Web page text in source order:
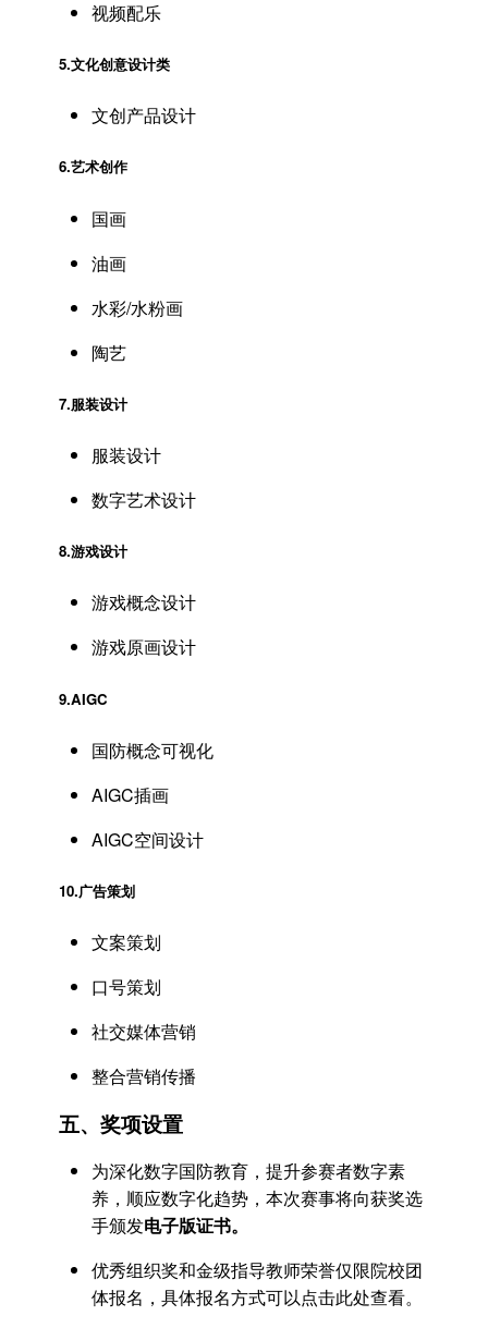
视频配乐
5.文化创意设计类
文创产品设计
6.艺术创作
国画
油画
水彩/水粉画
陶艺
7.服装设计
服装设计
数字艺术设计
8.游戏设计
游戏概念设计
游戏原画设计
9.AIGC
国防概念可视化
AIGC插画
AIGC空间设计
10.广告策划
文案策划
口号策划
社交媒体营销
整合营销传播
五、奖项设置
为深化数字国防教育，提升参赛者数字素
养，顺应数字化趋势，本次赛事将向获奖选
手颁发电子版证书。
优秀组织奖和金级指导教师荣誉仅限院校团
体报名，具体报名方式可以点击此处查看。